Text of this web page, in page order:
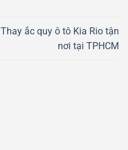
Thay ắc quy ô tô Kia Rio tận
nơi tại TPHCM